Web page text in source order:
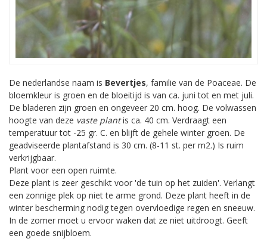
De nederlandse naam is Bevertjes, familie van de Poaceae. De
bloemkleur is groen en de bloeitijd is van ca. juni tot en met juli.
De bladeren zijn groen en ongeveer 20 cm. hoog. De volwassen
hoogte van deze vaste plantis ca. 40 cm. Verdraagt een
temperatuur tot -25 gr. C. en blijft de gehele winter groen. De
geadviseerde plantafstand is 30 cm. (8-11 st. per m2.) Is ruim
verkrijgbaar.
Plant voor een open ruimte.
Deze plant is zeer geschikt voor 'de tuin op het zuiden'. Verlangt
een zonnige plek op niet te arme grond. Deze plant heeft in de
winter bescherming nodig tegen overvloedige regen en sneeuw.
In de zomer moet u ervoor waken dat ze niet uitdroogt. Geeft
een goede snijbloem.